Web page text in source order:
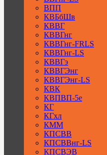
ВПП
КВБбШв
КВВГ
КВВГнг
КВВГнг-FRLS
КВВГнг-LS
КВВГэ
КВВГЭнг
КВВГЭнг-LS
КВК
КВПВП-5е
КГ
КГхл
КММ
КПСВВ
КПСВВнг-LS
КПСВЭВ